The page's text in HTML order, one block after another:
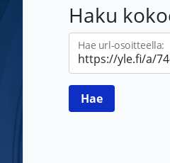
Haku
Hae url-osoitteella: